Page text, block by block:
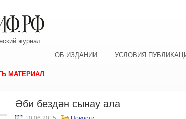
журнал
ОБ ИЗДАНИИ
УСЛОВИЯ
МАТЕРИАЛ
Әби бездән сынау ала